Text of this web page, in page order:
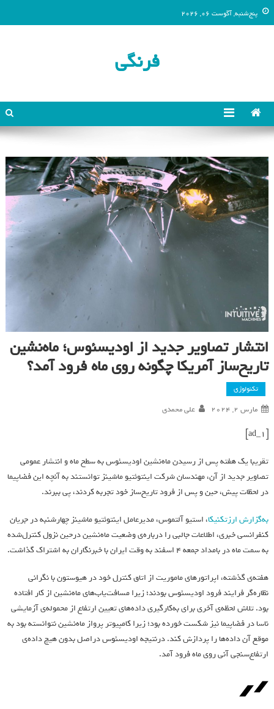
پنج‌شنبه, آگوست 06, 2026
فرنگی
انتشار تصاویر جدید از اودیسئوس؛ ماه‌نشین
تاریخ‌ساز آمریکا چگونه روی ماه فرود آمد؟
تکنولوژی
مارس 2, 2024 علی محمدی
تقریبا یک هفته پس از رسیدن ماه‌نشین اودیسئوس به سطح ماه و انتشار عمومی
تصاویر جدید از آن، مهندسان شرکت اینتوئتیو ماشینز توانستند به آنچه این فضاپیما
در لحظات پیش، حین و پس از فرود تاریخ‌ساز خود تجربه کردند، پی ببرند.
به‌گزارش ارزتکنیکا،‌ استیو آلتموس، مدیرعامل اینتوئتیو ماشینز چهارشنبه در جریان
کنفرانسی خبری، اطلاعات جالبی را درباره‌ی وضعیت ماه‌نشین درحین نزول کنترل‌شده
به سمت ماه در بامداد جمعه ۴ اسفند به وقت ایران با خبرنگاران به اشتراک گذاشت.
هفته‌ی گذشته، اپراتورهای ماموریت از اتاق کنترل خود در هیوستون با نگرانی
نظاره‌گر فرایند فرود اودیسئوس بودند؛ زیرا مسافت‌یاب‌های ماه‌نشین از کار افتاده
بود. تلاش لحظه‌ی آخری برای به‌کارگیری داده‌های تعیین ارتفاع از محموله‌ی‌ آزمایشی
ناسا در فضاپیما نیز شکست خورده بود؛ زیرا کامپیوتر پرواز ماه‌نشین نتوانسته بود به
موقع آن داده‌ها را پردازش کند. درنتیجه اودیسئوس دراصل بدون هیچ داده‌‌ی
ارتفاع‌سنجی آنی روی ماه فرود آمد.